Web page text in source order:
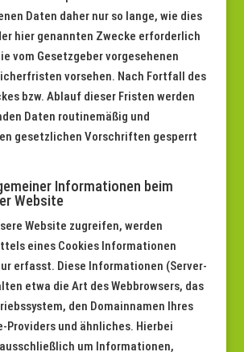
Daten daher nur so lange, wie dies
hier genannten Zwecke erforderlich
vom Gesetzgeber vorgesehenen
vorsehen. Nach Fortfall des
bzw. Ablauf dieser Fristen werden
Daten routinemäßig und
gesetzlichen Vorschriften gesperrt
Informationen beim
Website
Website zugreifen, werden
eines Cookies Informationen
erfasst. Diese Informationen (Server-
etwa die Art des Webbrowsers, das
den Domainnamen Ihres
Providers und ähnliches. Hierbei
um Informationen,